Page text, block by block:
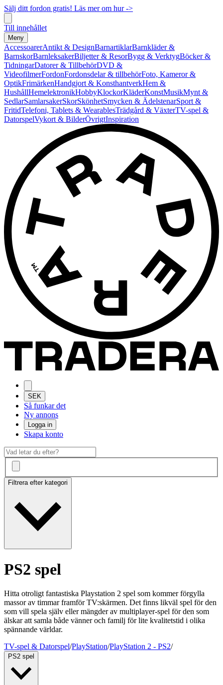
Sälj ditt fordon gratis! Läs mer om hur ->
Till innehållet
Meny
AccessoarerAntikt & DesignBarnartiklarBarnkläder &
BarnskorBarnleksakerBiljetter & ResorBygg & VerktygBöcker &
TidningarDatorer & TillbehörDVD &
VideofilmerFordonFordonsdelar & tillbehörFoto, Kameror &
OptikFrimärkenHandgjort & KonsthantverkHem &
HushållHemelektronikHobbyKlockorKläderKonstMusikMynt &
SedlarSamlarsakerSkorSkönhetSmycken & ÄdelstenarSport &
FritidTelefoni, Tablets & WearablesTrädgård & VäxterTV-spel &
DatorspelVykort & BilderÖvrigtInspiration
SEK
Så funkar det
Ny annons
Logga in
Skapa konto
Filtrera efter kategori
PS2 spel
Hitta otroligt fantastiska Playstation 2 spel som kommer förgylla
massor av timmar framför TV:skärmen. Det finns likväl spel för den
som vill spela själv eller mängder av multiplayer-spel för den som
älskar att samla både vänner och familj för lite kvalitetstid i olika
spännande världar.
TV-spel & Datorspel/PlayStation/PlayStation 2 - PS2/
PS2 spel